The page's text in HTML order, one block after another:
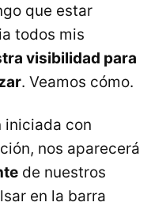
que estar
todos mis
visibilidad para
. Veamos cómo.
iniciada con
nos aparecerá
de nuestros
en la barra